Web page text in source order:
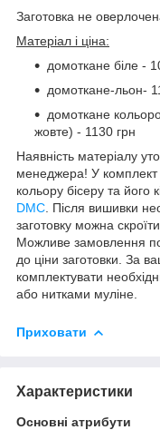
Заготовка не
Матеріал і ціна:
домоткане біле -
домоткане-льон-
домоткане
жовте) - 1130 грн
Наявність матеріалу
менеджера! У комплект
кольору бісеру та його
DMC . Після вишивки
заготовку можна
Можливе замовлення
до ціни заготовки. За
комплектувати
або нитками муліне.
Приховати
Характеристики
Основні атрибути